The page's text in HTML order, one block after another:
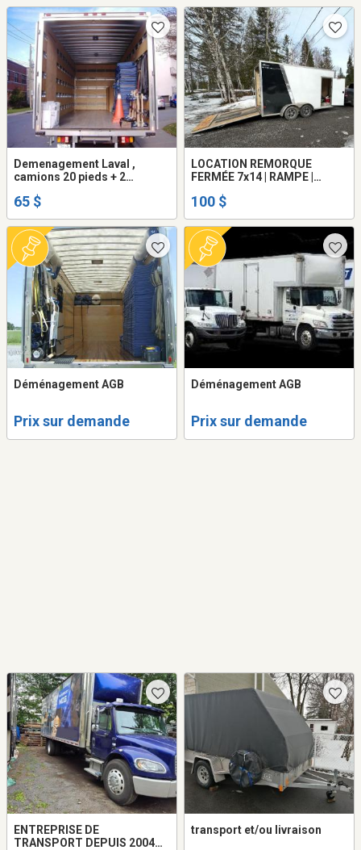
Demenagement Laval ,
camions 20 pieds + 2
disel inclus dans prix ... )
65 $
LOCATION REMORQUE
FERMÉE 7x14 | RAMPE |
L’ASSOMPTION
100 $
Déménagement AGB
Prix sur demande
Déménagement AGB
Prix sur demande
ENTREPRISE DE
TRANSPORT DEPUIS 2004
transport et/ou livraison